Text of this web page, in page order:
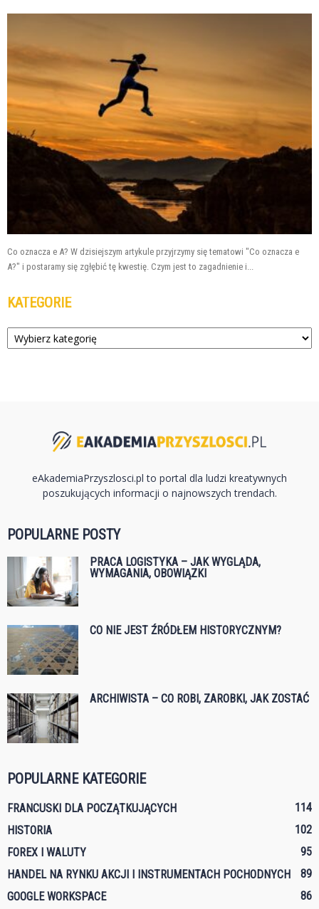
Co oznacza e A? W dzisiejszym artykule przyjrzymy się tematowi "Co oznacza e
A?" i postaramy się zgłębić tę kwestię. Czym jest to zagadnienie i...
KATEGORIE
Kategorie
eAkademiaPrzyszlosci.pl to portal dla ludzi kreatywnych
poszukujących informacji o najnowszych trendach.
POPULARNE POSTY
PRACA LOGISTYKA – JAK WYGLĄDA,
WYMAGANIA, OBOWIĄZKI
CO NIE JEST ŹRÓDŁEM HISTORYCZNYM?
ARCHIWISTA – CO ROBI, ZAROBKI, JAK ZOSTAĆ
POPULARNE KATEGORIE
FRANCUSKI DLA POCZĄTKUJĄCYCH
114
HISTORIA
102
FOREX I WALUTY
95
HANDEL NA RYNKU AKCJI I INSTRUMENTACH POCHODNYCH
89
GOOGLE WORKSPACE
86